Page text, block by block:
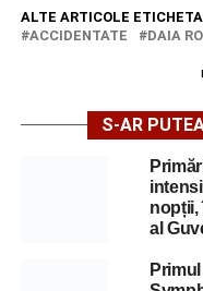
ALTE ARTICOLE
ACCIDENTATE
DAIA
S-AR
nopții,
al